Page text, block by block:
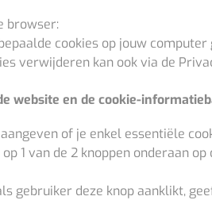
browser:
cookies op jouw
verwijderen kan ook via de
website en de cookie-
of je enkel essentiële
1 van de 2 knoppen onderaan
gebruiker deze knop aanklikt,